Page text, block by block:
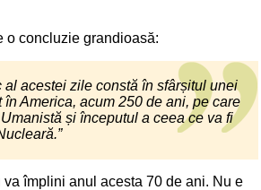
o concluzie grandioasă:
al acestei zile constă în sfârșitul unei
America, acum 250 de ani, pe care
și începutul a ceea ce va fi
va împlini anul acesta 70 de ani. Nu e